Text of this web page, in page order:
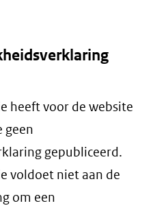
heeft voor de website
geen
gepubliceerd.
voldoet niet aan de
om een